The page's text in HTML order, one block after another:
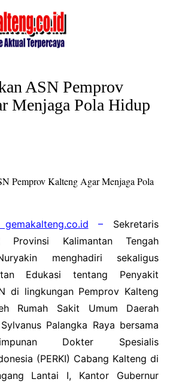
ASN Pemprov
Menjaga Pola Hidup
– Sekretaris
Provinsi Kalimantan Tengah
menghadiri sekaligus
Edukasi tentang Penyakit
di lingkungan Pemprov Kalteng
Rumah Sakit Umum Daerah
Palangka Raya bersama
Dokter Spesialis
(PERKI) Cabang Kalteng di
Lantai I, Kantor Gubernur